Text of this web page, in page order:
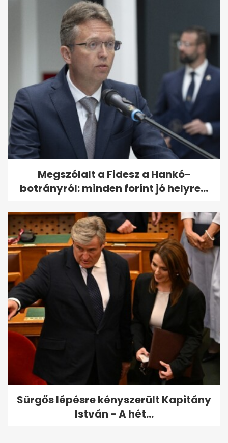
Megszólalt a Fidesz a Hankó-
botrányról: minden forint jó helyre...
Sürgős lépésre kényszerült Kapitány
István - A hét...